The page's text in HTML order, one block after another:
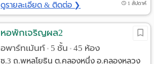
ดูรายละเอียด & ติดต่อ ❯ 1 สัปดาห์
หอพักเจริญผล2
อพาร์ทเม้นท์ • 5 ชั้น • 45 ห้อง
ซ.3 ถ.พหลโยธิน ต.คลองหนึ่ง อ.คลองหลวง